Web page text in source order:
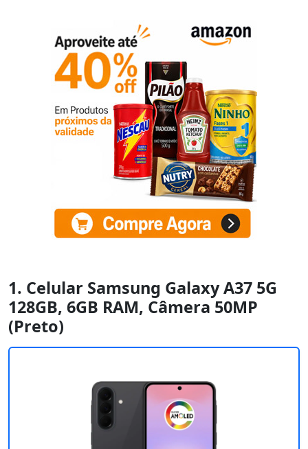
1. Celular Samsung Galaxy A37 5G
128GB, 6GB RAM, Câmera 50MP
(Preto)